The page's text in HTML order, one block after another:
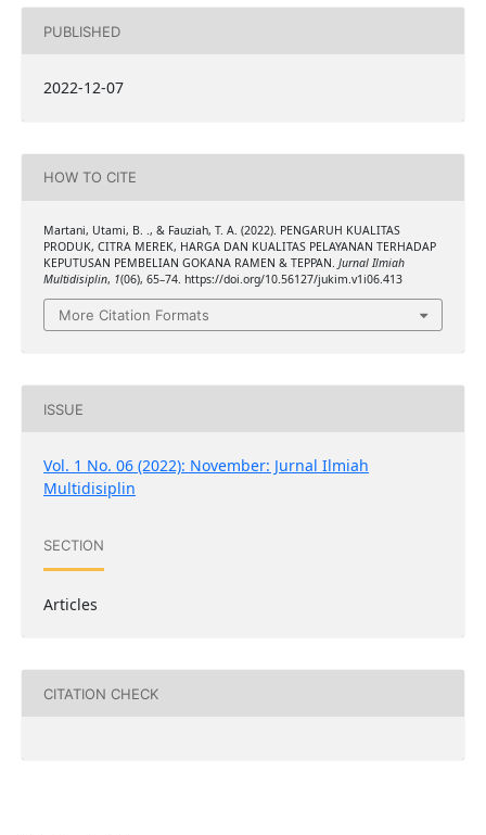
PUBLISHED
2022-12-07
HOW TO CITE
Martani, Utami, B. ., & Fauziah, T. A. (2022). PENGARUH KUALITAS
PRODUK, CITRA MEREK, HARGA DAN KUALITAS PELAYANAN TERHADAP
KEPUTUSAN PEMBELIAN GOKANA RAMEN & TEPPAN. Jurnal Ilmiah
Multidisiplin, 1(06), 65–74. https://doi.org/10.56127/jukim.v1i06.413
More Citation Formats
ISSUE
Vol. 1 No. 06 (2022): November: Jurnal Ilmiah
Multidisiplin
SECTION
Articles
CITATION CHECK